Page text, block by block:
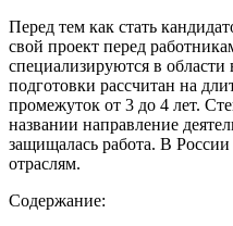
Перед тем как стать
свой проект перед
специализируются в
подготовки рассчитан на
промежуток от 3 до 4 лет.
названии направление
защищалась работа. В
отраслям.
Содержание: